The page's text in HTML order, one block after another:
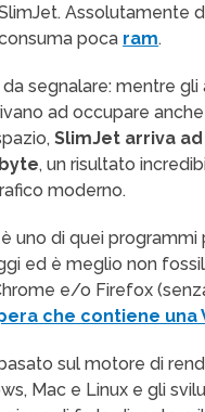
Assolutamente
poca ram.
segnalare: mentre gli
ad occupare
SlimJet arriva
, un risultato
moderno.
uno di quei programmi
ed è meglio non
e/o Firefox
che contiene una
sul motore di
Mac e Linux e gli